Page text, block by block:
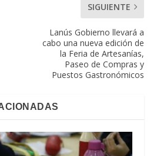
SIGUIENTE
Lanús Gobierno llevará a
cabo una nueva edición de
la Feria de Artesanías,
Paseo de Compras y
Puestos Gastronómicos